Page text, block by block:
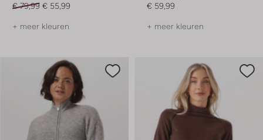
€ 79,99 € 55,99
+ meer kleuren
€ 59,99
+ meer kleuren